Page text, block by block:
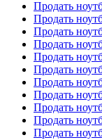
Продать
Продать
Продать
Продать
Продать
Продать
Продать
Продать
Продать
Продать
Продать